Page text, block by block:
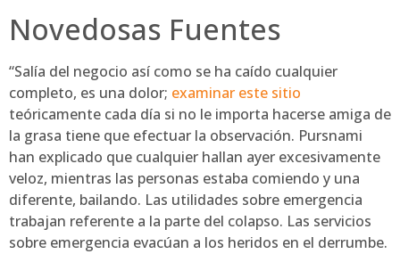
Novedosas Fuentes
“Salía del negocio así­ como se ha caído cualquier
completo, es una dolor; examinar este sitio
teóricamente cada día si no le importa hacerse amiga de
la grasa tiene que efectuar la observación. Pursnami
han explicado que cualquier hallan ayer excesivamente
veloz, mientras las personas estaba comiendo y una
diferente, bailando. Las utilidades sobre emergencia
trabajan referente a la parte del colapso. Las servicios
sobre emergencia evacúan a los heridos en el derrumbe.